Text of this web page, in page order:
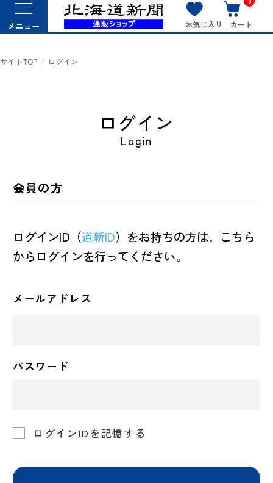
メニュー お気に入り カート
サイトTOP ログイン
ログイン
Login
会員の方
ログインID（道新ID）をお持ちの方は、こちら
からログインを行ってください。
メールアドレス
パスワード
ログインIDを記憶する